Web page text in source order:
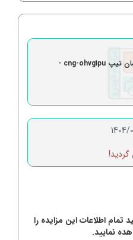
فروش دولتی یک دستگاه آریسان تیپ cng-ohvg1pu -
اطلاعات این مزایده را
نمایید.